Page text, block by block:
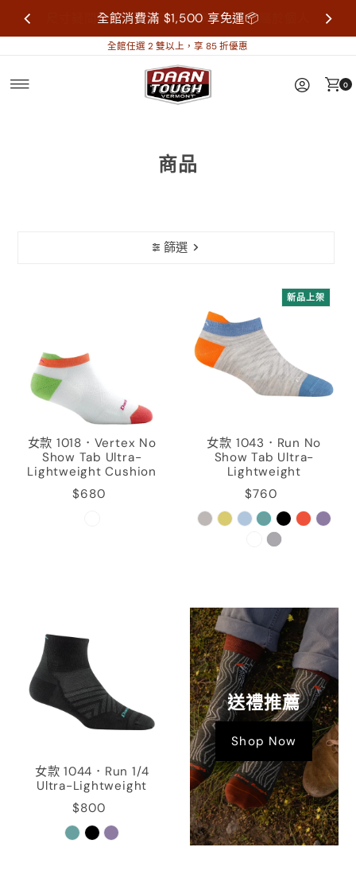
尺寸疑問歡迎來信詢問再做購買，襪子屬於個人
衛生用品，售出不做退換貨。
全館消費滿 $1,500 享免運📦
全館任選 2 雙以上，享 85 折優惠
0
商品
篩選
女款 1018．Vertex No
Show Tab Ultra-
Lightweight Cushion
$680
新品上架
女款 1043．Run No
Show Tab Ultra-
Lightweight
$760
女款 1044．Run 1/4
Ultra-Lightweight
$800
送禮推薦
Shop Now